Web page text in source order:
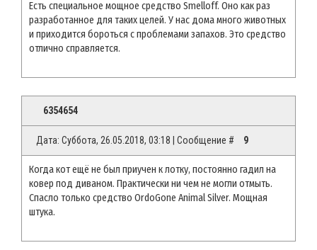
Есть специальное мощное средство Smelloff. Оно как раз
разработанное для таких целей. У нас дома много животных
и приходится бороться с проблемами запахов. Это средство
отлично справляется.
6354654
Дата: Суббота, 26.05.2018, 03:18 | Сообщение # 9
Когда кот ещё не был приучен к лотку, постоянно гадил на
ковер под диваном. Практически ни чем не могли отмыть.
Спасло только средство OrdoGone Animal Silver. Мощная
штука.